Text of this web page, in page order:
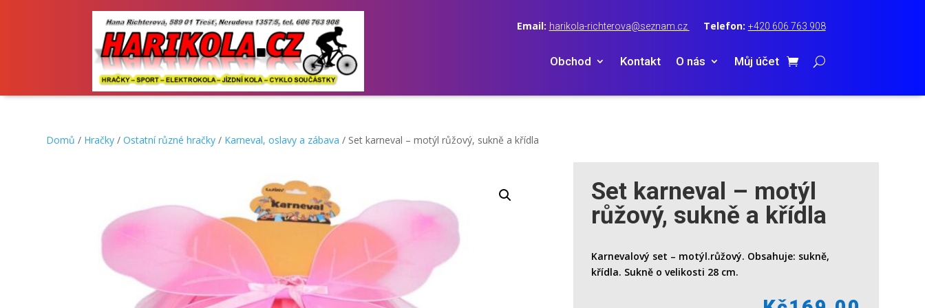
Telefon: +420 606 763 908
Email: harikola-richterova@seznam.cz
Obchod Kontakt O nás Můj účet
Domů / Hračky /Ostatní různé hračky / Karneval, oslavy a zábava / Set karneval – motýl růžový, sukně a křídla
Set karneval – motýl
růžový, sukně a křídla
Karnevalový set – motýl.růžový. Obsahuje: sukně,
křídla. Sukně o velikosti 28 cm.